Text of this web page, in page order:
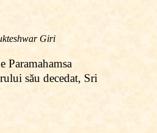
Giri
Paramahamsa
său decedat, Sri